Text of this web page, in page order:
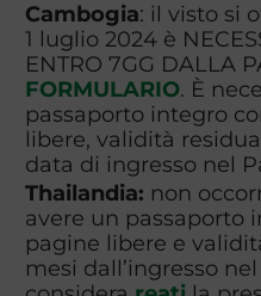
Cambogia: il visto si
1 luglio 2024 è
ENTRO 7GG DALLA
FORMULARIO. È
passaporto integro
libere, validità
data di ingresso nel
Thailandia: non
avere un passaporto
pagine libere e
mesi dall’ingresso